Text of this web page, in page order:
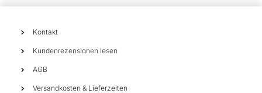
Kontakt
Kundenrezensionen lesen
AGB
Versandkosten & Lieferzeiten